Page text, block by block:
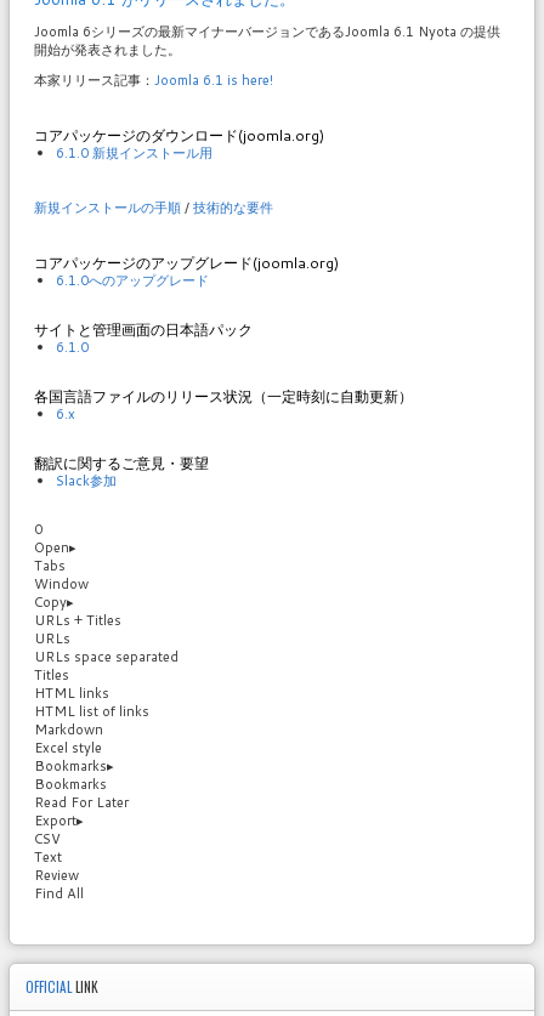
Joomla 6シリーズの最新マイナーバージョンであるJoomla 6.1 Nyota の提供
開始が発表されました。
本家リリース記事： Joomla 6.1 is here!
コアパッケージのダウンロード(joomla.org)
6.1.0 新規インストール用
新規インストールの手順/技術的な要件
コアパッケージのアップグレード(joomla.org)
6.1.0へのアップグレード
サイトと管理画面の日本語パック
6.1.0
各国言語ファイルのリリース状況（一定時刻に自動更新）
6.x
翻訳に関するご意見・要望
Slack参加
0
Open▸
Tabs
Window
Copy▸
URLs + Titles
URLs
URLs space separated
Titles
HTML links
HTML list of links
Markdown
Excel style
Bookmarks▸
Bookmarks
Read For Later
Export▸
CSV
Text
Review
Find All
OFFICIAL LINK